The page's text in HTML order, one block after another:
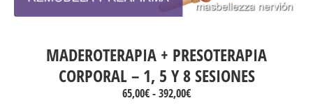
MADEROTERAPIA + PRESOTERAPIA
CORPORAL – 1, 5 Y 8 SESIONES
65,00€-392,00€Rango